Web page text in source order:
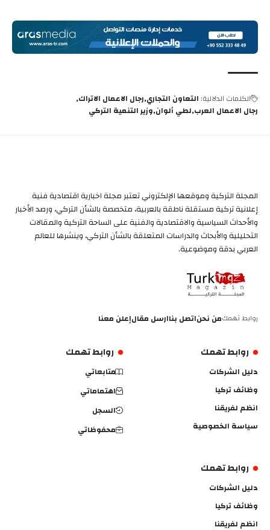
الكلمات الدلالية: التعاون التجاري رجال الاعمال الاتراك
رجال الاعمال العرب لطي ألوان وزير التنمية التركي
المجلة التركية وموقعها الإلكتروني تعتبر مجلة اخبارية اقتصادية فنية
إعلانية تركية مستقلة ناطقة بالعربية، متخصصة بالشأن التركي، ورصد الأخبار
والأحداث السياسية والاقتصادية والفنية على الساحة التركية والمقالات
التحليلية والأبحاث والدراسات المتعلقة بالشأن التركي، وينشرها للعالم
العربي بدقة وموضوعية.
روابط تهمكمن نحناتصل بناارسل مقالإعلن معنا
روابط تهمك
دليل الشركات
وظائف تركيا
انظم لفريقنا
سياسة الخصوصية
روابط تهمك
متابعاتي
اهتماماتي
السجل
محفوظاتي
روابط تهمك
دليل الشركات
وظائف تركيا
انظم لفريقنا